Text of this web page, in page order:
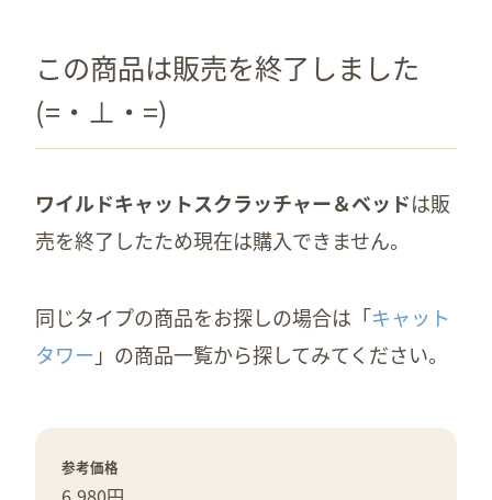
この商品は販売を終了しました
(=・⊥・=)
ワイルドキャットスクラッチャー＆ベッドは販
売を終了したため現在は購入できません。
同じタイプの商品をお探しの場合は「キャット
タワー 」の商品一覧から探してみてください。
参考価格